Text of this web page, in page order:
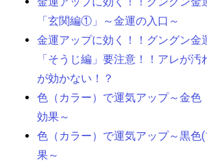
「玄関編①」～金運の入口～
金運アップに効く！！グングン金
「そうじ編」要注意！！アレが汚
が効かない！？
色（カラー）で運気アップ～金色
効果～
色（カラー）で運気アップ～黒色
果～